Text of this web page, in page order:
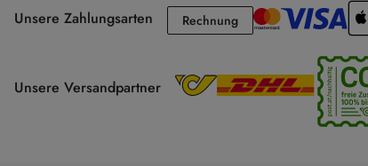
Unsere Zahlungsarten RechnungRechnung
Unsere Versandpartner